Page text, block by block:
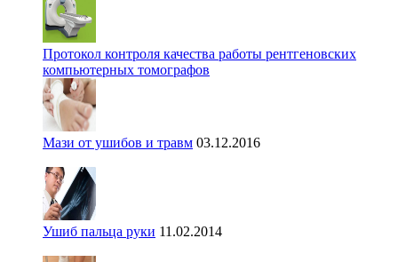
Протокол контроля качества работы рентгеновских
компьютерных томографов
Мази от ушибов и травм 03.12.2016
Ушиб пальца руки 11.02.2014